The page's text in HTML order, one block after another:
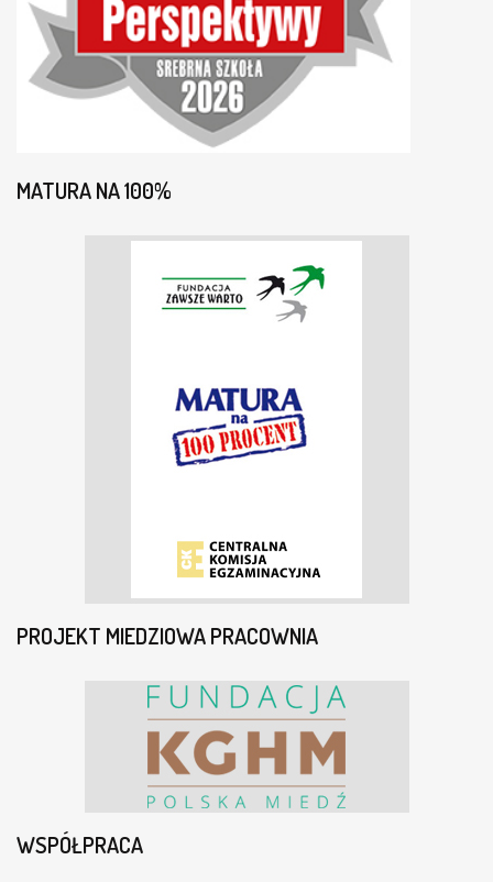
MATURA NA 100%
PROJEKT MIEDZIOWA PRACOWNIA
WSPÓŁPRACA